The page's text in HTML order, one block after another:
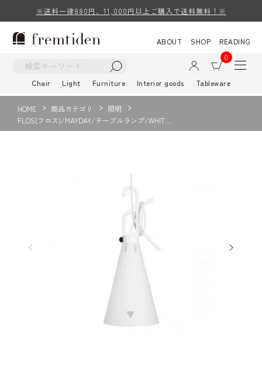
※送料一律880円、11,000円以上ご購入で送料無料！※
ABOUT SHOP
READING
0
Chair Light Furniture Interior goods Tableware
HOME 商品カテゴリ
照明
FLOS(フロス)/MAYDAY/テーブルランプ/WHIT…